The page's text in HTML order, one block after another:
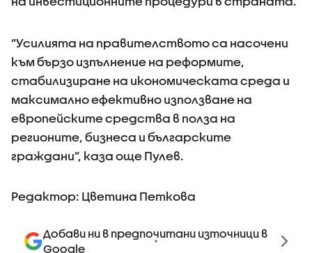
“Усилията на правителството са насочени
към бързо изпълнение на реформите,
стабилизиране на икономическата среда и
максимално ефективно използване на
европейските средства в полза на
регионите, бизнеса и българските
граждани”, каза още Пулев.
Редактор: Цветина Петкова
Добави ни в предпочитани източници в
Google